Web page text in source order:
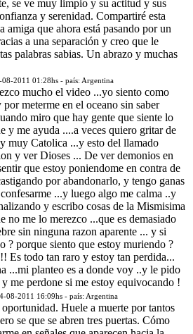
se ve muy limpio y su actitud y sus
y serenidad. Compartiré esta
amiga que ahora está pasando por un
a una separación y creo que le
palabras sabias. Un abrazo y muchas
08-2011 01:28hs - país: Argentina
mucho el video ...yo siento como
por meterme en el oceano sin saber
miro que hay gente que siente lo
y me ayuda ....a veces quiero gritar de
muy Catolica ...y esto del llamado
y ver Dioses ... De ver demonios en
que estoy poniendome en contra de
por abandonarlo, y tengo ganas
...y luego algo me calma ..y
y escribo cosas de la Mismisima
no me lo merezco ...que es demasiado
sin ninguna razon aparente ... y si
? porque siento que estoy muriendo ?
Es todo tan raro y estoy tan perdida...
...mi planteo es a donde voy ..y le pido
me perdone si me estoy equivocando !
08-2011 16:09hs - país: Argentina
Huele a muerte por tantos
se que se abren tres puertas. Cómo